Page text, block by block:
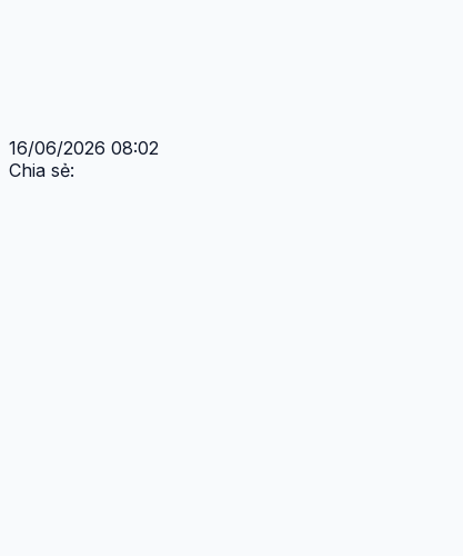
16/06/2026 08:02
Chia sẻ: